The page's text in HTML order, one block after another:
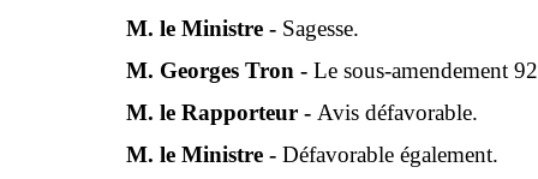
M. le Ministre - Sagesse.
M. Georges Tron - Le sous-amendement
M. le Rapporteur - Avis défavorable.
M. le Ministre - Défavorable également.